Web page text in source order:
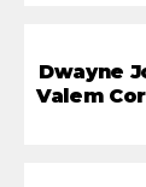
Dwayne
Valem